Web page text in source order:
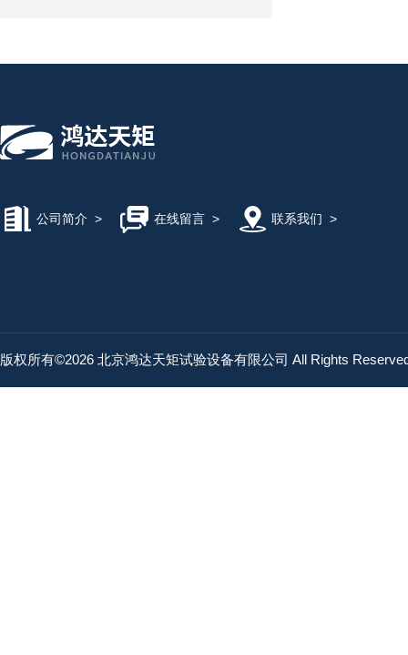
公司简介 > 在线留言> 联系我们 >
版权所有©2026 北京鸿达天矩试验设备有限公司 All Rights